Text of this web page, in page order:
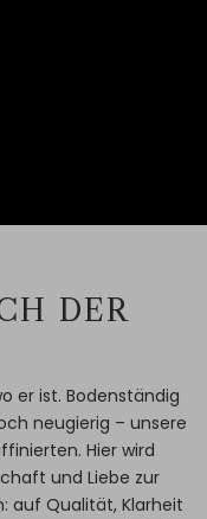
DER
er ist. Bodenständig
neugierig – unsere
Hier wird
und Liebe zur
auf Qualität, Klarheit